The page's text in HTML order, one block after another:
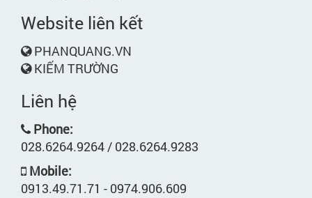
Website liên kết
PHANQUANG.VN
KIẾM TRƯỜNG
Liên hệ
Phone:
028.6264.9264 / 028.6264.9283
Mobile:
0913.49.71.71 - 0974.906.609